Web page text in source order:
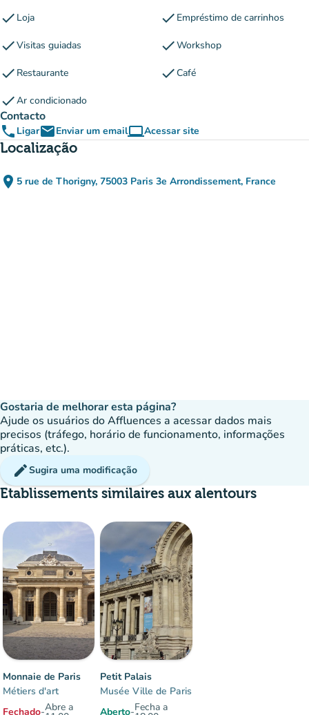
check Loja check Empréstimo de carrinhos
checkVisitas guiadas checkWorkshop
check Restaurante checkCafé
checkAr condicionado
Contacto
phone LigaremailEnviar um emailcomputerAcessar site
(novo separador)
Localização
place 5 rue de Thorigny, 75003 Paris 3e Arrondissement, France
(abrir no Google Maps)
(novo separador)
Gostaria de melhorar esta página?
Ajude os usuários do Affluences a acessar dados mais
precisos (tráfego, horário de funcionamento, informações
práticas, etc.).
editSugira uma modificação
Etablissements similaires aux alentours
Monnaie de Paris
Métiers d'art
Fechado-Abre a
Petit Palais
Musée Ville de Paris
Aberto-Fecha a